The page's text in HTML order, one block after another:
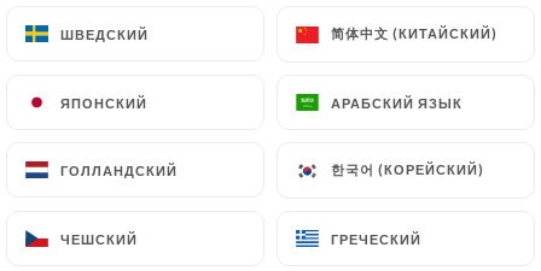
ШВЕДСКИЙ 简体中文 (КИТАЙСКИЙ)
ЯПОНСКИЙ АРАБСКИЙ ЯЗЫК
ГОЛЛАНДСКИЙ 한국어 (КОРЕЙСКИЙ)
ЧЕШСКИЙ ГРЕЧЕСКИЙ
ШВЕДСКИЙ 简体中文 (КИТАЙСКИЙ)
ЯПОНСКИЙ АРАБСКИЙ ЯЗЫК
ГОЛЛАНДСКИЙ 한국어 (КОРЕЙСКИЙ)
ЧЕШСКИЙ ГРЕЧЕСКИЙ